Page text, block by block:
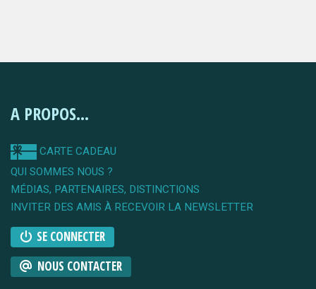
A PROPOS...
CARTE CADEAU
QUI SOMMES NOUS ?
MÉDIAS, PARTENAIRES, DISTINCTIONS
INVITER DES AMIS À RECEVOIR LA NEWSLETTER
SE CONNECTER
NOUS CONTACTER